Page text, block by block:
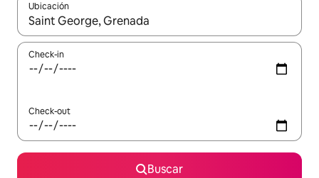
Ubicación
Cuando los resultados estén disponibles, navegá con las
Check-in
Check-out
Buscar